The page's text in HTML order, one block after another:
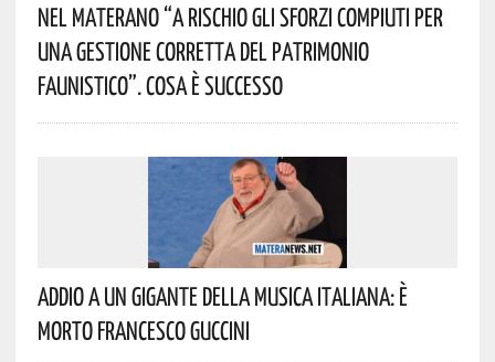
Nel Materano “a Rischio Gli Sforzi Compiuti Per
Una Gestione Corretta Del Patrimonio
Faunistico”. Cosa È Successo
Addio A Un Gigante Della Musica Italiana: È
Morto Francesco Guccini